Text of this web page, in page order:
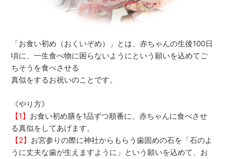
「お食い初め（おくいぞめ）」とは、赤ちゃんの生後100日
頃に、一生食べ物に困らないようにという願いを込めてご
ちそうを食べさせる
真似をするお祝いのことです。
《やり方》
【1】 お食い初め膳を1品ずつ順番に、赤ちゃんに食べさせ
る真似をしてあげます。
【2】 お宮参りの際に神社からもらう歯固めの石を「石のよ
うに丈夫な歯が生えますように」という願いを込めて、お